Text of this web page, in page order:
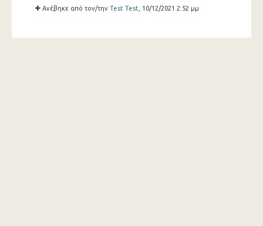
Ανέβηκε από τον/την Test Test , 10/12/2021 2:52 μμ